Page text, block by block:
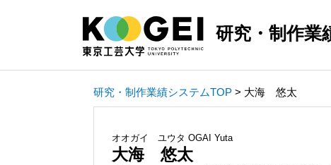
研究・制作業
研究・制作業績システムTOP > 大海 悠太
オオガイ ユウタ OGAI Yuta
大海 悠太